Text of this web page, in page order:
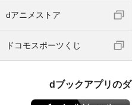
dアニメストア
ドコモスポーツくじ
dブックアプリの